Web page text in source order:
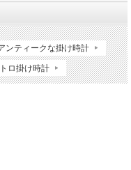
ンティークな掛け時計
ロ掛け時計